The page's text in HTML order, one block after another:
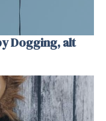
Dogging, alt